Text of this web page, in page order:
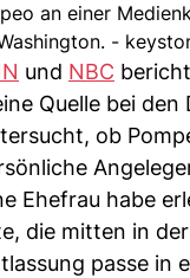
an einer
-
und NBC
Quelle bei den
ob
Ehefrau habe
die mitten in
passe in